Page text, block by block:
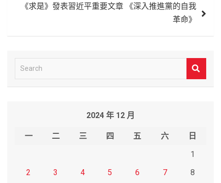
《求是》發表習近平重要文章 《深入推進黨的自我
革命》
e
2024 年 12 月
一 二 三 四 五 六
日
1
2
3 4 5 6 7
8